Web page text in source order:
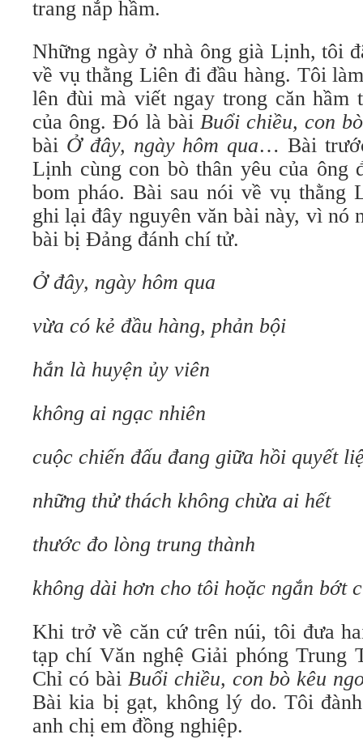
trang nắp hầm.
Những ngày ở nhà ông già Lịnh, tôi
về vụ thằng Liên đi đầu hàng. Tôi
lên đùi mà viết ngay trong căn hầm
của ông. Đó là bài Buổi chiều, con
bài Ở đây, ngày hôm qua… Bài
Lịnh cùng con bò thân yêu của ông
bom pháo. Bài sau nói về vụ thằng
ghi lại đây nguyên văn bài này, vì nó
bài bị Đảng đánh chí tử.
Ở đây, ngày hôm qua
vừa có kẻ đầu hàng, phản bội
hắn là huyện ủy viên
không ai ngạc nhiên
cuộc chiến đấu đang giữa hồi quyết
những thử thách không chừa ai hết
thước đo lòng trung thành
không dài hơn cho tôi hoặc ngắn bớt
Khi trở về căn cứ trên núi, tôi đưa
tạp chí Văn nghệ Giải phóng Trung
Chỉ có bài Buổi chiều, con bò kêu
Bài kia bị gạt, không lý do. Tôi
anh chị em đồng nghiệp.